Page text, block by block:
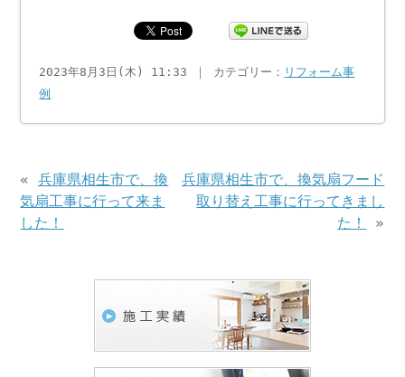
2023年8月3日(木) 11:33 ｜ カテゴリー： リフォーム事
例
«兵庫県相生市で、換
気扇工事に行って来ま
した！
兵庫県相生市で、換気扇フード
取り替え工事に行ってきまし
た！
»